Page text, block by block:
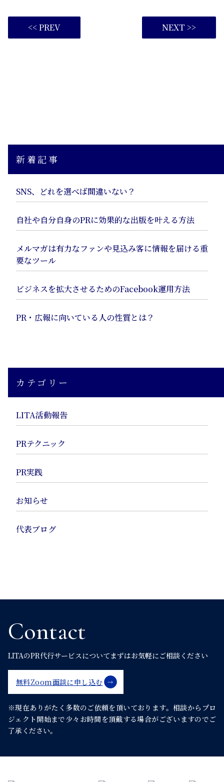
<< PREV NEXT >>
新着記事
SNS、どれを選べば間違いない？
自社や自分自身のPRに効果的な出版を叶える方法
メルマガは有力なファンや見込み客に情報を届ける重
要なツール
ビジネスを拡大させるためのFacebook運用方法
PR・広報に向いている人の性質とは？
カテゴリー
LITA活動報告
PRテクニック
PR実践
お知らせ
代表ブログ
Contact
LITAのPR代行サービスについてまずはお気軽にご相談ください
無料Zoom面談に申し込む
※現在ありがたく多数のご依頼を頂いております。相談からプロ
ジェクト開始まで少々お時間を頂戴する場合がございますのでご
了承ください。